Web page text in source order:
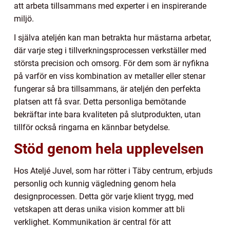
att arbeta tillsammans med experter i en inspirerande
miljö.
I själva ateljén kan man betrakta hur mästarna arbetar,
där varje steg i tillverkningsprocessen verkställer med
största precision och omsorg. För dem som är nyfikna
på varför en viss kombination av metaller eller stenar
fungerar så bra tillsammans, är ateljén den perfekta
platsen att få svar. Detta personliga bemötande
bekräftar inte bara kvaliteten på slutprodukten, utan
tillför också ringarna en kännbar betydelse.
Stöd genom hela upplevelsen
Hos Ateljé Juvel, som har rötter i Täby centrum, erbjuds
personlig och kunnig vägledning genom hela
designprocessen. Detta gör varje klient trygg, med
vetskapen att deras unika vision kommer att bli
verklighet. Kommunikation är central för att